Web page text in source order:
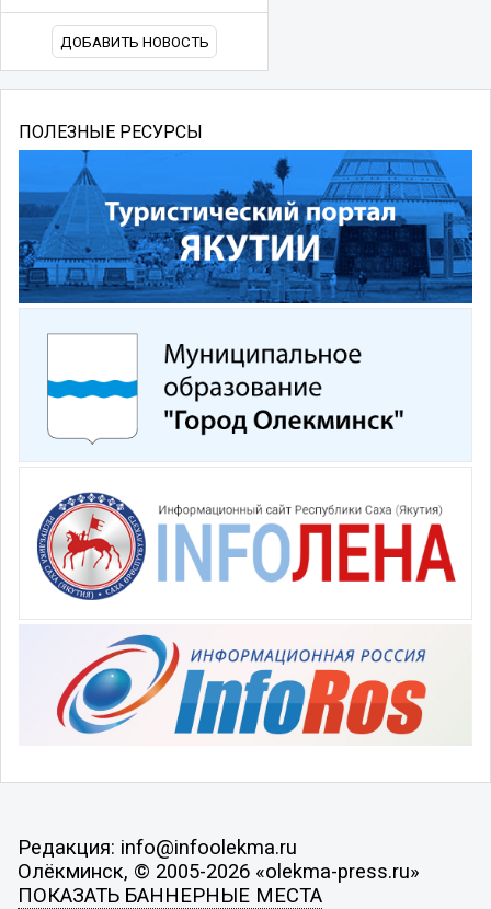
ДОБАВИТЬ НОВОСТЬ
ПОЛЕЗНЫЕ РЕСУРСЫ
Редакция: info@infoolekma.ru
Олёкминск, © 2005-2026 «olekma-press.ru»
ПОКАЗАТЬ БАННЕРНЫЕ МЕСТА